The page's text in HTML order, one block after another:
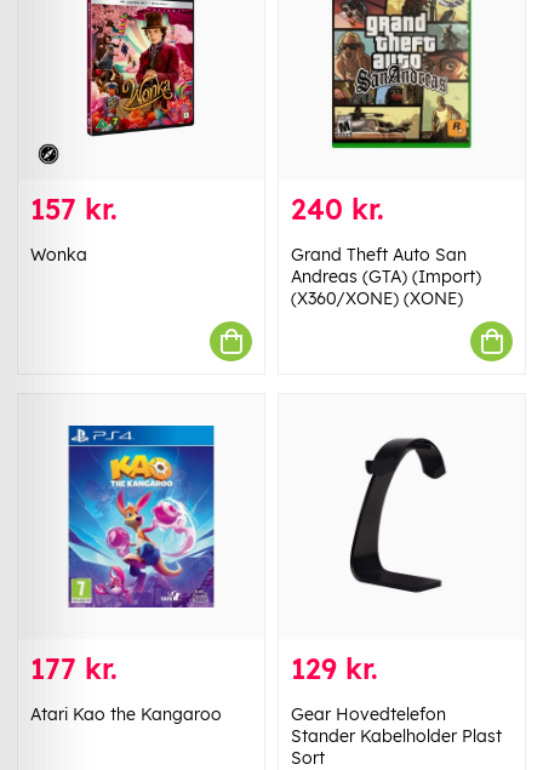
157 kr.
Wonka
240 kr.
Grand Theft Auto San
Andreas (GTA) (Import)
(X360/XONE) (XONE)
177 kr.
Atari Kao the Kangaroo
129 kr.
Gear Hovedtelefon
Stander Kabelholder Plast
Sort